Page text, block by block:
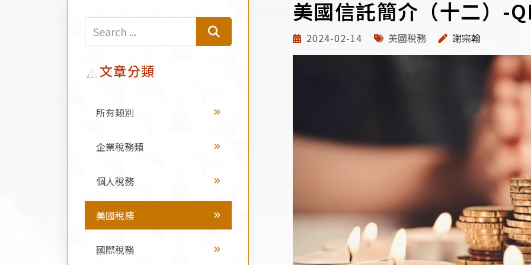
文章分類
所有類別
企業稅務類
個人稅務
美國稅務
國際稅務
美國信託簡介（十二）-
2024-02-14 美國稅務 謝宗翰